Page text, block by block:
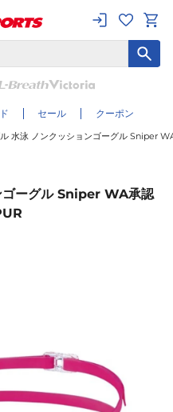
セール クーポン
水泳 ノンクッションゴーグル Sniper
ゴーグル Sniper WA承認